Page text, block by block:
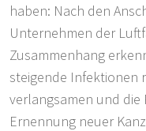
haben: Nach den
Unternehmen der
Zusammenhang
steigende Infektionen
verlangsamen und die
Ernennung neuer